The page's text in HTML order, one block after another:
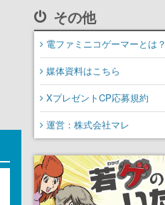
その他
電ファミニコゲーマーとは？
媒体資料はこちら
XプレゼントCP応募規約
運営：株式会社マレ